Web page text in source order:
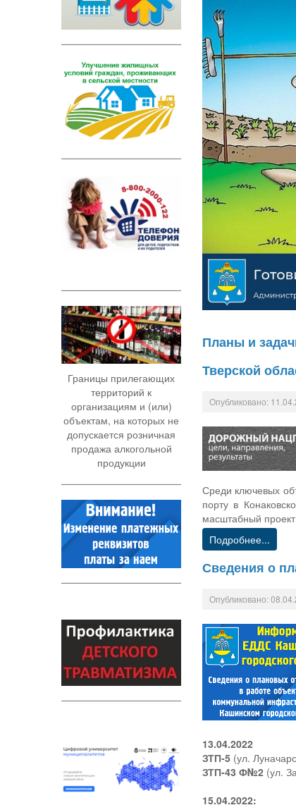
Границы прилегающих
территорий к
организациям и (или)
объектам, на которых не
допускается розничная
продажа алкогольной
продукции
Планы и
Тверской
Опубликовано:
Среди ключевых
порту в
масштабный
Подробнее...
Сведения о
Опубликовано:
13.04.2022
ЗТП-5 (ул.
ЗТП-43 Ф№2 (ул.
15.04.2022: